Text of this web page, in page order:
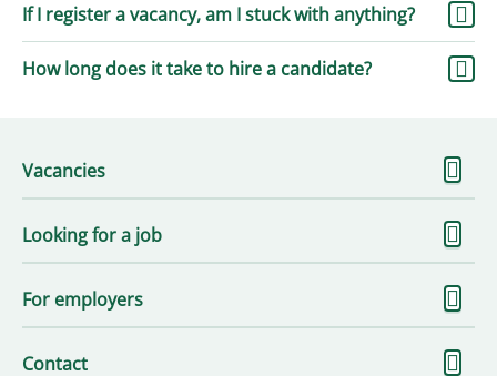
If I register a vacancy, am I stuck with anything?
How long does it take to hire a candidate?
Vacancies
Looking for a job
For employers
Contact